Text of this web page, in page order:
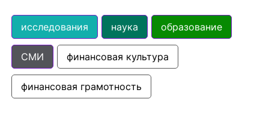
исследования наука образование
СМИ финансовая культура
финансовая грамотность